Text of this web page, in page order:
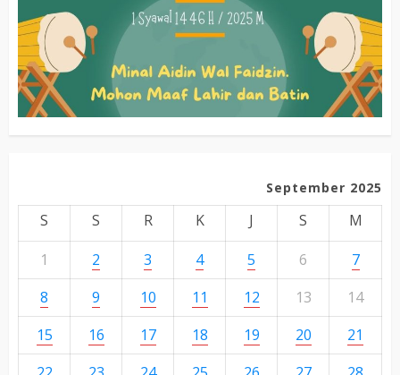
September 2025
S S R K J S
M
1
2 3 4 5 6
7
8
9 10 11 12 13
14
15
16 17 18 19 20
21